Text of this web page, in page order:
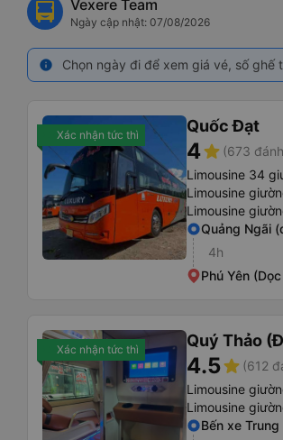
Vexere Team
Ngày cập nhật: 07/08/2026
info Chọn ngày đi để xem giá vé, số
Xác nhận tức thì Quốc Đạt
4star (673
Limousine 34
Limousine
Limousine
Quảng Ngãi
4h
Phú Yên
Xác nhận tức thì Quý Thảo
4.5star (612
Limousine
Limousine
Bến xe